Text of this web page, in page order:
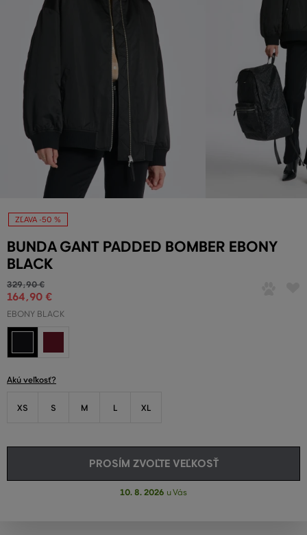
ZĽAVA -50 %
BUNDA GANT PADDED BOMBER EBONY
BLACK
329,90 €
164,90 €
EBONY BLACK
Akú veľkosť?
XS S M L XL
PROSÍM ZVOĽTE VEĽKOSŤ
10. 8. 2026 u Vás